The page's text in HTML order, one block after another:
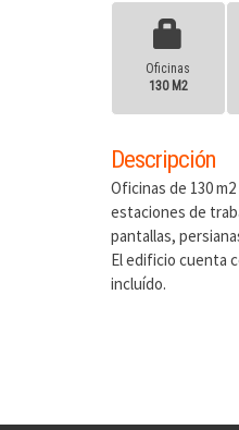
Oficinas
130 M2
Descripción
Oficinas de 130
estaciones de
pantallas,
El edificio cuenta
incluído.